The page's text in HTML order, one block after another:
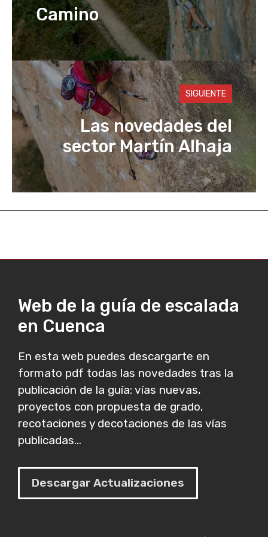
Camino
SIGUIENTE
Las novedades del
sector Martín Alhaja
Web de la guía de escalada
en Cuenca
En esta web puedes descargarte en
formato pdf todas las novedades tras la
publicación de la guía: vías nuevas,
proyectos con propuesta de grado,
recotaciones y decotaciones de las vías
publicadas...
Descargar Actualizaciones